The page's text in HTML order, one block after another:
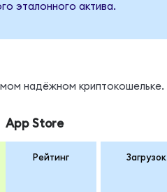
эталонного актива.
надёжном криптокошельке.
App Store
Рейтинг Загрузок